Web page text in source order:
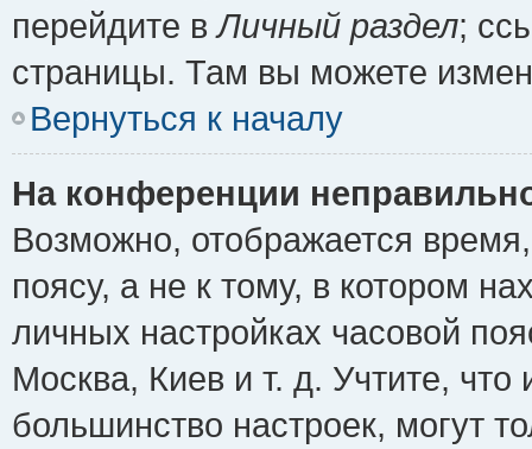
перейдите вЛичный раздел;
страницы. Там вы можете
Вернуться к началу
На конференции
Возможно, отображается
поясу, а не к тому, в котором
личных настройках часовой
Москва, Киев и т. д. Учтите, что
большинство настроек, могут